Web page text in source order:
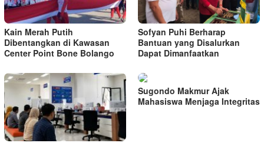
Kain Merah Putih
Dibentangkan di Kawasan
Center Point Bone Bolango
Sofyan Puhi Berharap
Bantuan yang Disalurkan
Dapat Dimanfaatkan
Sugondo Makmur Ajak
Mahasiswa Menjaga Integritas